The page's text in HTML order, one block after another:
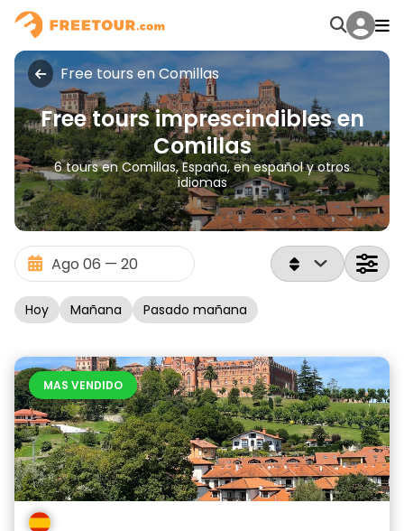
Free tours en Comillas
Free tours imprescindibles en
Comillas
6 tours en Comillas, España, en español y otros
idiomas
Hoy Mañana Pasado mañana
MAS VENDIDO